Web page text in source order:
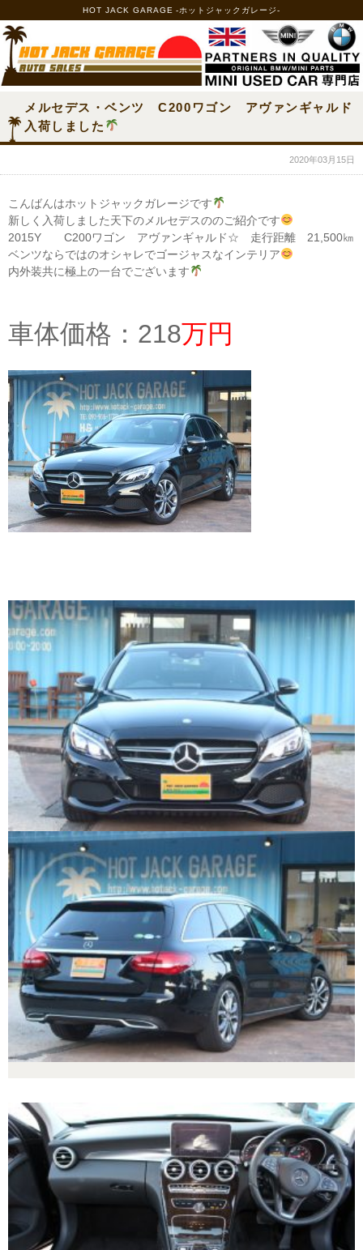
HOT JACK GARAGE -ホットジャックガレージ-
メルセデス・ベンツ C200ワゴン アヴァンギャルド
入荷しました
2020年03月15日
こんばんはホットジャックガレージです
新しく入荷しました天下のメルセデスののご紹介です
2015Y C200ワゴン アヴァンギャルド☆ 走行距離 21,500㎞
ベンツならではのオシャレでゴージャスなインテリア
内外装共に極上の一台でございます
車体価格：218万円